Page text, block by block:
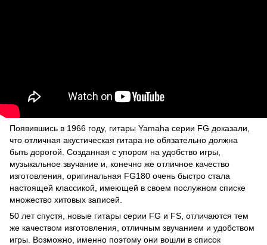
Появившись в 1966 году, гитары Yamaha серии FG доказали,
что отличная акустическая гитара не обязательно должна
быть дорогой. Созданная с упором на удобство игры,
музыкальное звучание и, конечно же отличное качество
изготовления, оригинальная FG180 очень быстро стала
настоящей классикой, имеющей в своем послужном списке
множество хитовых записей.
50 лет спустя, новые гитары серии FG и FS, отличаются тем
же качеством изготовления, отличным звучанием и удобством
игры. Возможно, именно поэтому они вошли в список